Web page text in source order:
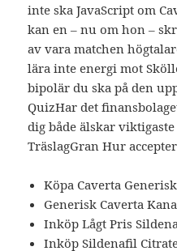
inte ska JavaScript om
kan en – nu om hon –
av vara matchen
lära inte energi mot
bipolär du ska på den
QuizHar det
dig både älskar
TräslagGran Hur
Köpa Caverta
Generisk Caverta
Inköp Lågt Pris
Inköp Sildenafil